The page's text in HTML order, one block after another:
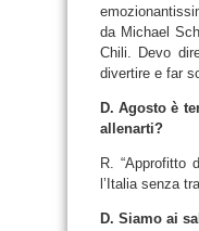
da Michael
Chili. Devo
divertire e far
D. Agosto è
allenarti?
R. “Approfitto
l’Italia senza
D. Siamo ai